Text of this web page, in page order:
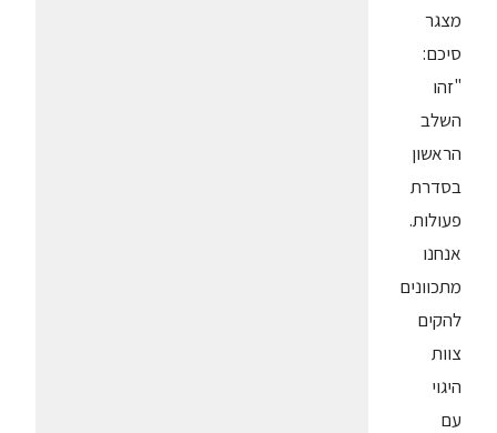
מצגר
סיכם:
"זהו
השלב
הראשון
בסדרת
פעולות.
אנחנו
מתכוונים
להקים
צוות
היגוי
עם